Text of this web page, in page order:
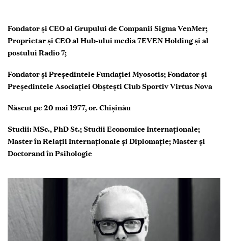
Fondator și CEO al Grupului de Companii Sigma VenMer;
Proprietar și CEO al Hub-ului media 7EVEN Holding și al
postului Radio 7;
Fondator și Președintele Fundației Myosotis; Fondator și
Președintele Asociației Obștești Club Sportiv Virtus Nova
Născut pe 20 mai 1977, or. Chișinău
Studii: MSc., PhD St.; Studii Economice Internaționale;
Master în Relații Internaționale și Diplomație; Master și
Doctorand în Psihologie